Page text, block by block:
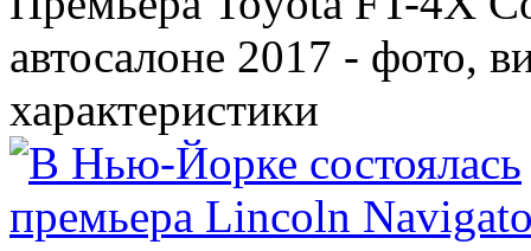
автосалоне 2017 - фото,
характеристики